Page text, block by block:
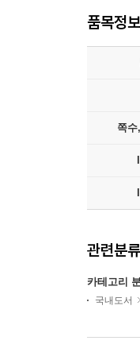
품목정보
쪽수
관련분류
카테고리
국내도서